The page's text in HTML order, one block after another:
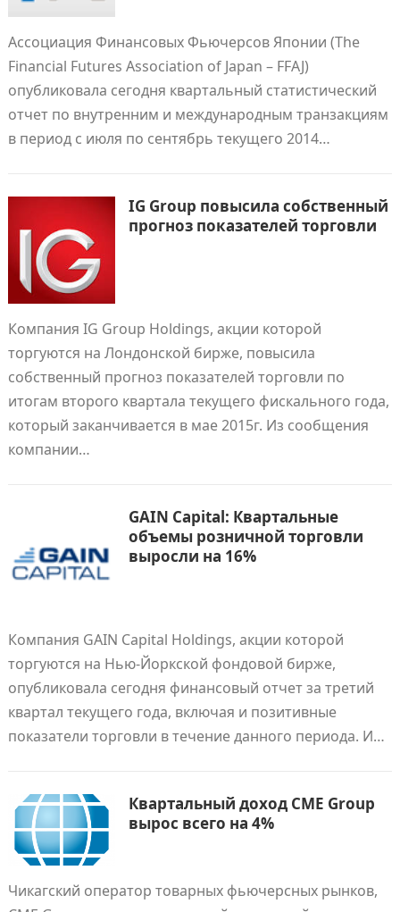
Ассоциация Финансовых Фьючерсов Японии (The
Financial Futures Association of Japan – FFAJ)
опубликовала сегодня квартальный статистический
отчет по внутренним и международным транзакциям
в период с июля по сентябрь текущего 2014…
IG Group повысила собственный
прогноз показателей торговли
Компания IG Group Holdings, акции которой
торгуются на Лондонской бирже, повысила
собственный прогноз показателей торговли по
итогам второго квартала текущего фискального года,
который заканчивается в мае 2015г. Из сообщения
компании…
GAIN Capital: Квартальные
объемы розничной торговли
выросли на 16%
Компания GAIN Capital Holdings, акции которой
торгуются на Нью-Йоркской фондовой бирже,
опубликовала сегодня финансовый отчет за третий
квартал текущего года, включая и позитивные
показатели торговли в течение данного периода. И…
Квартальный доход CME Group
вырос всего на 4%
Чикагский оператор товарных фьючерсных рынков,